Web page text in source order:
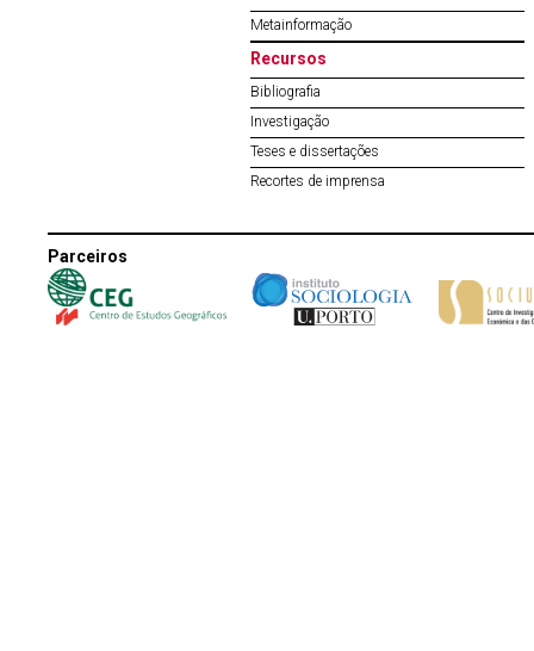
Metainformação
Recursos
Bibliografia
Investigação
Teses e dissertações
Recortes de imprensa
Parceiros